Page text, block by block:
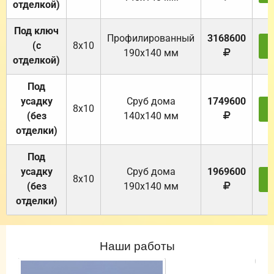
отделкой)
Под ключ
(с
отделкой)
8х10
Профилированный
190х140 мм
3168600
Под
усадку
(без
отделки)
8х10
Cруб дома
140х140 мм
1749600
Под
усадку
(без
отделки)
8х10
Cруб дома
190х140 мм
1969600
Наши работы